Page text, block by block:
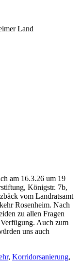
Land
am 16.3.26 um 19
Königstr. 7b,
vom Landratsamt
Rosenheim. Nach
zu allen Fragen
Auch zum
uns auch
, Korridorsanierung,